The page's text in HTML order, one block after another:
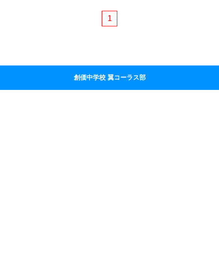
1
創価中学校 翼コーラス部